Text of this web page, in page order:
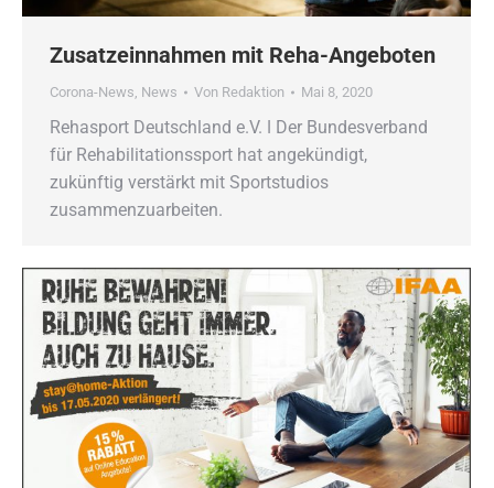
Zusatzeinnahmen mit Reha-Angeboten
Corona-News News Von Redaktion Mai 8, 2020
Rehasport Deutschland e.V. ǀ Der Bundesverband
für Rehabilitationssport hat angekündigt,
zukünftig verstärkt mit Sportstudios
zusammenzuarbeiten.